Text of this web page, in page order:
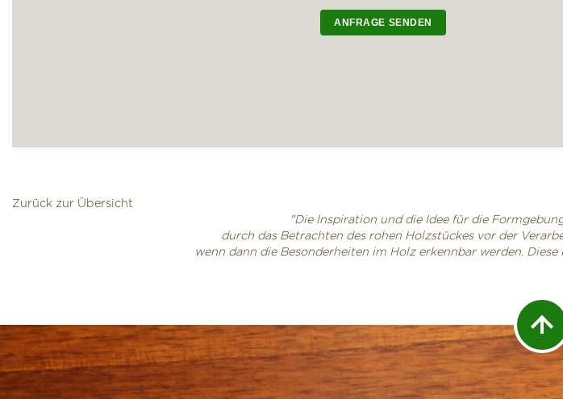
Zurück zur Übersicht
"Die Inspiration und die Idee für die
durch das Betrachten des rohen Holzstückes vor der
wenn dann die Besonderheiten im Holz erkennbar werden.